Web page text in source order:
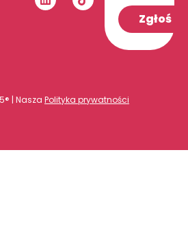
Zgłoś
| Nasza Polityka prywatności